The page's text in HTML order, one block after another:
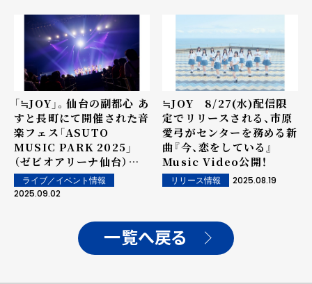
「≒JOY」。仙台の副都心 あ
すと⾧町にて開催された音
楽フェス「ASUTO
MUSIC PARK 2025」
（ゼビオアリーナ仙台）に
出演！！気迫溢れるライブパ
フォーマンスで来場者を魅
ライブ／イベント情報
2025.09.02
≒JOY 8/27(水)配信限
定でリリースされる、市原
愛弓がセンターを務める新
曲『今、恋をしている』
Music Video公開！
リリース情報 2025.08.19
一覧へ戻る